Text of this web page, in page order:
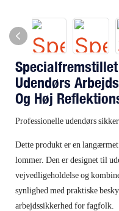
Udendørs
Og Høj
Professionelle udendørs
Dette produkt er en
lommer. Den er designet til
vejvedligeholdelse og
synlighed med praktiske
arbejdssikkerhed for fagfolk.